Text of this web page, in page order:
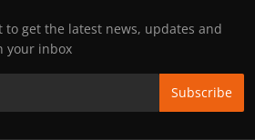
to get the latest news, updates and
your inbox
Subscribe